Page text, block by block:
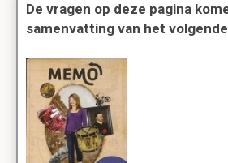
De vragen op deze pagina
samenvatting van het